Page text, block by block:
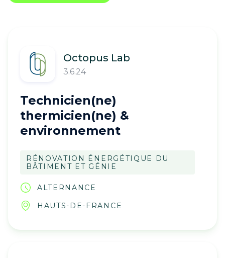
Octopus Lab
3.6.24
Technicien(ne)
thermicien(ne) &
environnement
RÉNOVATION ÉNERGÉTIQUE DU
BÂTIMENT ET GÉNIE
ALTERNANCE
HAUTS-DE-FRANCE